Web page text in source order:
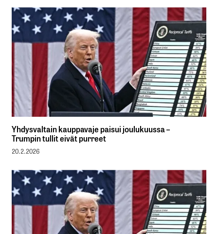
Yhdysvaltain kauppavaje paisui joulukuussa –
Trumpin tullit eivät purreet
20.2.2026